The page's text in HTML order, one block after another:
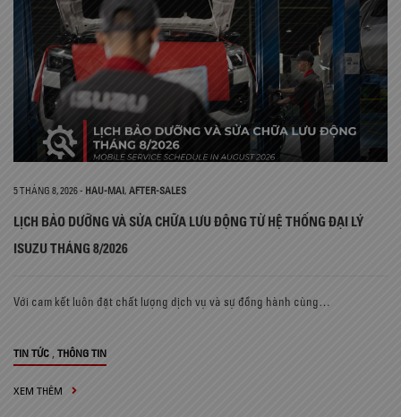
5 THÁNG 8, 2026- HAU-MAI, AFTER-SALES
LỊCH BẢO DƯỠNG VÀ SỬA CHỮA LƯU ĐỘNG TỪ HỆ THỐNG ĐẠI LÝ
ISUZU THÁNG 8/2026
Với cam kết luôn đặt chất lượng dịch vụ và sự đồng hành cùng…
TIN TỨC THÔNG TIN
XEM THÊM